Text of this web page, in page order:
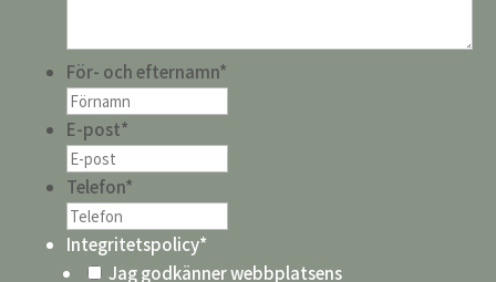
För- och efternamn*
E-post*
Telefon*
Integritetspolicy*
Jag godkänner webbplatsens